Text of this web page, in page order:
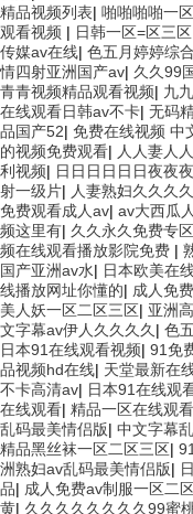
精品视频列表| 啪啪啪啪一
观看视频 | 日韩一区=区三
传媒av在线| 色五月婷婷综
情四射亚洲国产av| 久久99
青青视频精品观看视频| 九
在线观看日韩av不卡| 无码
品国产52| 免费在线视频 中
的视频免费观看| 人人妻人
利视频| 日日日日日日夜夜
射一级片| 人妻熟妇久久久
免费观看成人av| av大西瓜
频这里有| 久久永久免费专
频在线观看播放影院免费 |
国产亚洲av水| 日本欧美在
线播放网址你懂的| 成人免
美人妖一区二区三区| 亚洲
文字幕av伊人久久久久 | 色
日本91在线观看视频| 91免
品视频hd在线| 天堂最新在
不卡高清av| 日本91在线观
在线观看| 精品一区在线观
乱码最美情侣版| 中文字幕
精品黑丝袜一区二区三区|
洲熟妇av乱码最美情侣版|
品| 成人免费av制服一区二
黄| 久久久久久久久久99蜜